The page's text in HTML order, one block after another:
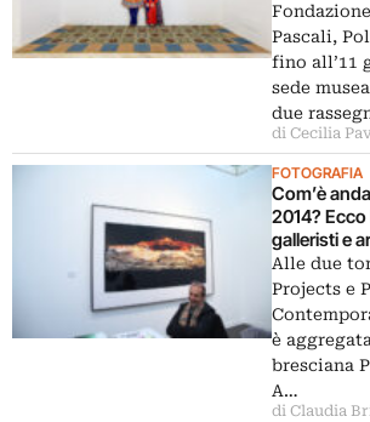
Pascali,
fino all’11
sede
due
di Cecilia
FOTOGRAFIA
Com’è
2014?
galleristi e
per
transalpina
Alle due
Projects e
è
bresciana
A…
di Claudia